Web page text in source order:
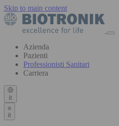
Skip to main content
Azienda
Pazienti
Professionisti Sanitari
Carriera
it
it